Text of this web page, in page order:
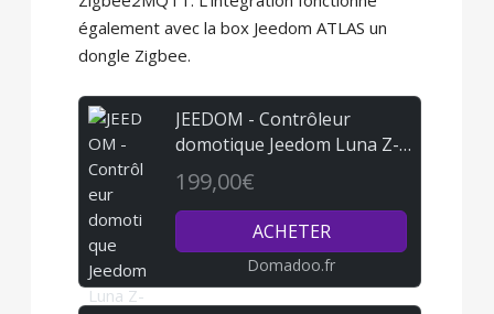
également avec la box Jeedom ATLAS un
dongle Zigbee.
JEEDOM - Contrôleur
domotique Jeedom Luna Z-
Wave700 - Zigbee3.0 - BT
199,00€
ACHETER
Domadoo.fr